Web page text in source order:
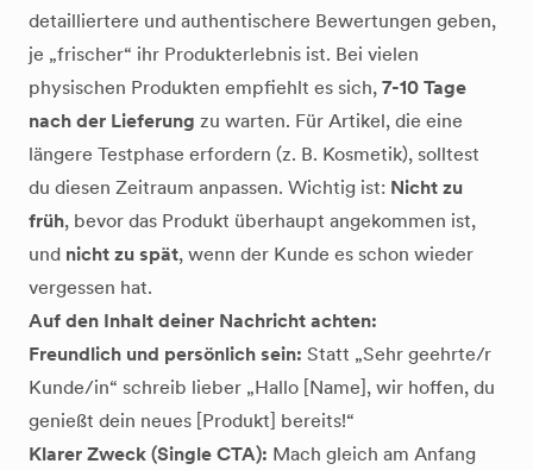
detailliertere und authentischere Bewertungen geben,
je „frischer“ ihr Produkterlebnis ist. Bei vielen
physischen Produkten empfiehlt es sich, 7-10 Tage
nach der Lieferung zu warten. Für Artikel, die eine
längere Testphase erfordern (z. B. Kosmetik), solltest
du diesen Zeitraum anpassen. Wichtig ist: Nicht zu
früh, bevor das Produkt überhaupt angekommen ist,
und nicht zu spät, wenn der Kunde es schon wieder
vergessen hat.
Auf den Inhalt deiner Nachricht achten:
Freundlich und persönlich sein: Statt „Sehr geehrte/r
Kunde/in“ schreib lieber „Hallo [Name], wir hoffen, du
genießt dein neues [Produkt] bereits!“
Klarer Zweck (Single CTA): Mach gleich am Anfang